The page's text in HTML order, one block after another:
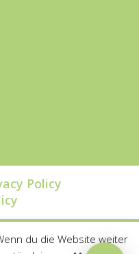
Policy
du die Website weiter